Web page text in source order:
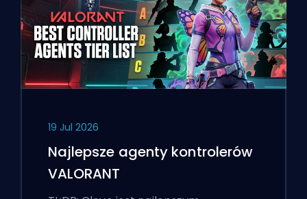
19 Jul 2026
Najlepsze agenty kontrolerów
VALORANT